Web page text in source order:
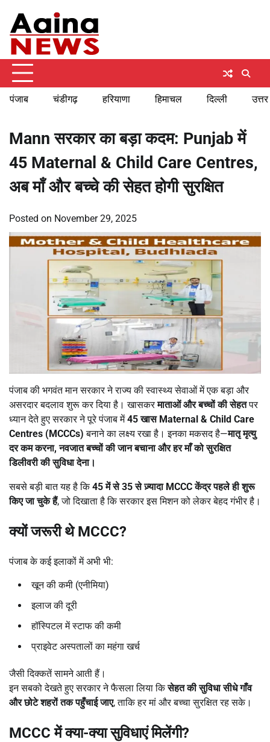
content
पंजाब चंडीगढ़ हरियाणा हिमाचल दिल्ली
Mann सरकार का बड़ा कदम: Punjab में
45 Maternal & Child Care Centres,
अब माँ और बच्चे की सेहत होगी सुरक्षित
Posted on November 29, 2025
पंजाब की भगवंत मान सरकार ने राज्य की स्वास्थ्य सेवाओं में एक बड़ा और
असरदार बदलाव शुरू कर दिया है। खासकरमाताओं और बच्चों की सेहतपर
ध्यान देते हुए सरकार ने पूरे पंजाब में45खास Maternal & Child Care
Centres (MCCCs) बनाने का लक्ष्य रखा है। इनका मकसद है—मातृ मृत्यु
दर कम करना,नवजात बच्चों की जान बचाना और हर माँ को सुरक्षित
डिलीवरी की सुविधा देना।
सबसे बड़ी बात यह है कि45में से35से ज़्यादा MCCCकेंद्र पहले ही शुरू
किए जा चुके हैं, जो दिखाता है कि सरकार इस मिशन को लेकर बेहद गंभीर है।
क्यों जरूरी थे MCCC?
पंजाब के कई इलाकों में अभी भी:
खून की कमी (एनीमिया)
इलाज की दूरी
हॉस्पिटल में स्टाफ की कमी
प्राइवेट अस्पतालों का महंगा खर्च
जैसी दिक्कतें सामने आती हैं।
इन सबको देखते हुए सरकार ने फैसला लिया किसेहत की सुविधा सीधे गाँव
और छोटे शहरों तक पहुँचाई जाए, ताकि हर मां और बच्चा सुरक्षित रह सके।
MCCCमें क्या-क्या सुविधाएं मिलेंगी?